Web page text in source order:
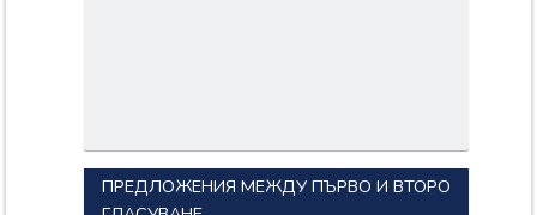
ПРЕДЛОЖЕНИЯ МЕЖДУ ПЪРВО И ВТОРО